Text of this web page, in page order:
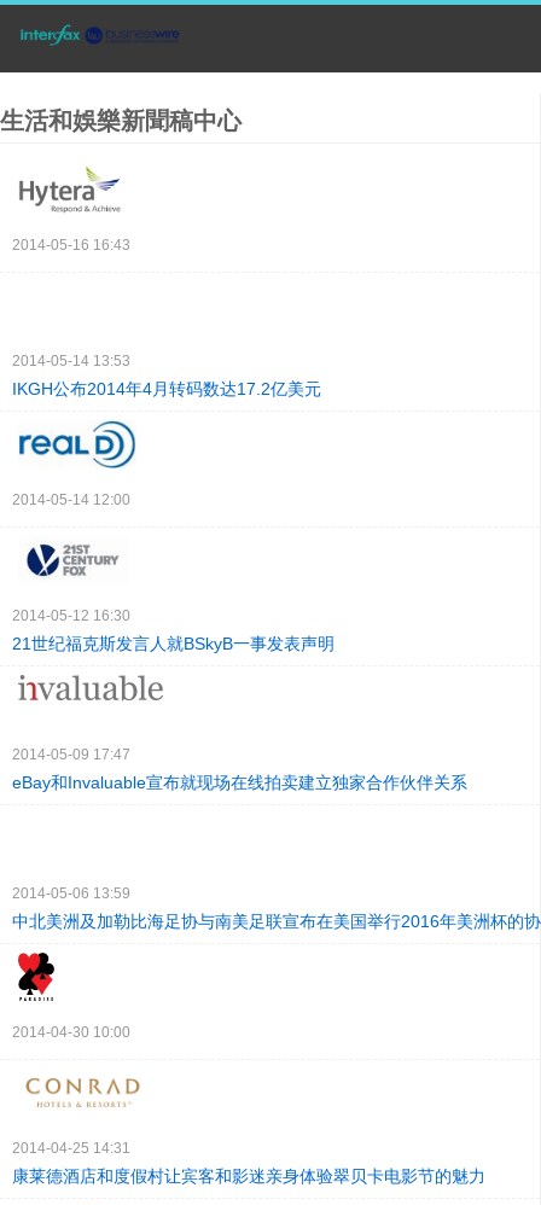
生活和娛樂新聞稿中心
2014-05-16 16:43
2014-05-14 13:53
IKGH公布2014年4月转码数达17.2亿美元
2014-05-14 12:00
2014-05-12 16:30
21世纪福克斯发言人就BSkyB一事发表声明
2014-05-09 17:47
eBay和Invaluable宣布就现场在线拍卖建立独家合作伙伴关系
2014-05-06 13:59
中北美洲及加勒比海足协与南美足联宣布在美国举行2016年美洲杯的
2014-04-30 10:00
2014-04-25 14:31
康莱德酒店和度假村让宾客和影迷亲身体验翠贝卡电影节的魅力